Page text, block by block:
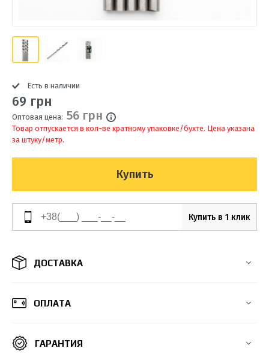
Есть в наличии
69 грн
Оптовая цена: 56 грн
Товар отпускается в кол-ве кратному упаковке/бухте. Цена указана
за штуку/метр.
Купить
Купить в 1 клик
ДОСТАВКА
ОПЛАТА
ГАРАНТИЯ